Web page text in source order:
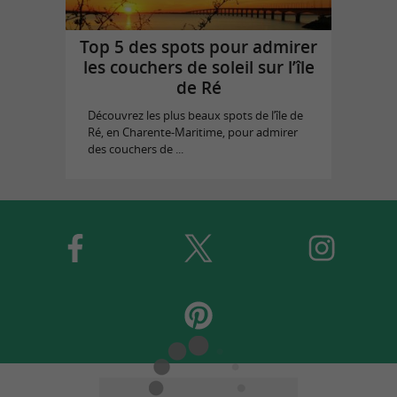
Top 5 des spots pour admirer
les couchers de soleil sur l’île
de Ré
Découvrez les plus beaux spots de l’île de
Ré, en Charente-Maritime, pour admirer
des couchers de ...